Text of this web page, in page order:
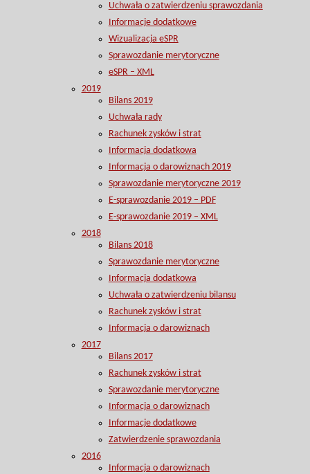
Uchwała o zatwierdzeniu sprawozdania
Informacje dodatkowe
Wizualizacja eSPR
Sprawozdanie merytoryczne
eSPR – XML
2019
Bilans 2019
Uchwała rady
Rachunek zysków i strat
Informacja dodatkowa
Informacja o darowiznach 2019
Sprawozdanie merytoryczne 2019
E-sprawozdanie 2019 – PDF
E-sprawozdanie 2019 – XML
2018
Bilans 2018
Sprawozdanie merytoryczne
Informacja dodatkowa
Uchwała o zatwierdzeniu bilansu
Rachunek zysków i strat
Informacja o darowiznach
2017
Bilans 2017
Rachunek zysków i strat
Sprawozdanie merytoryczne
Informacja o darowiznach
Informacje dodatkowe
Zatwierdzenie sprawozdania
2016
Informacja o darowiznach